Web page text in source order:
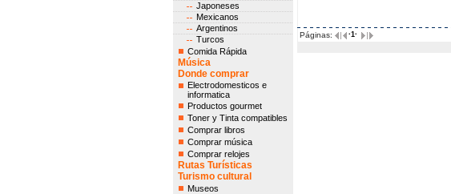
Japoneses
Mexicanos
Argentinos
Turcos
Comida Rápida
Música
Donde comprar
Electrodomesticos e
informatica
Productos gourmet
Toner y Tinta compatibles
Comprar libros
Comprar música
Comprar relojes
Rutas Turísticas
Turismo cultural
Museos
Páginas: ·1·